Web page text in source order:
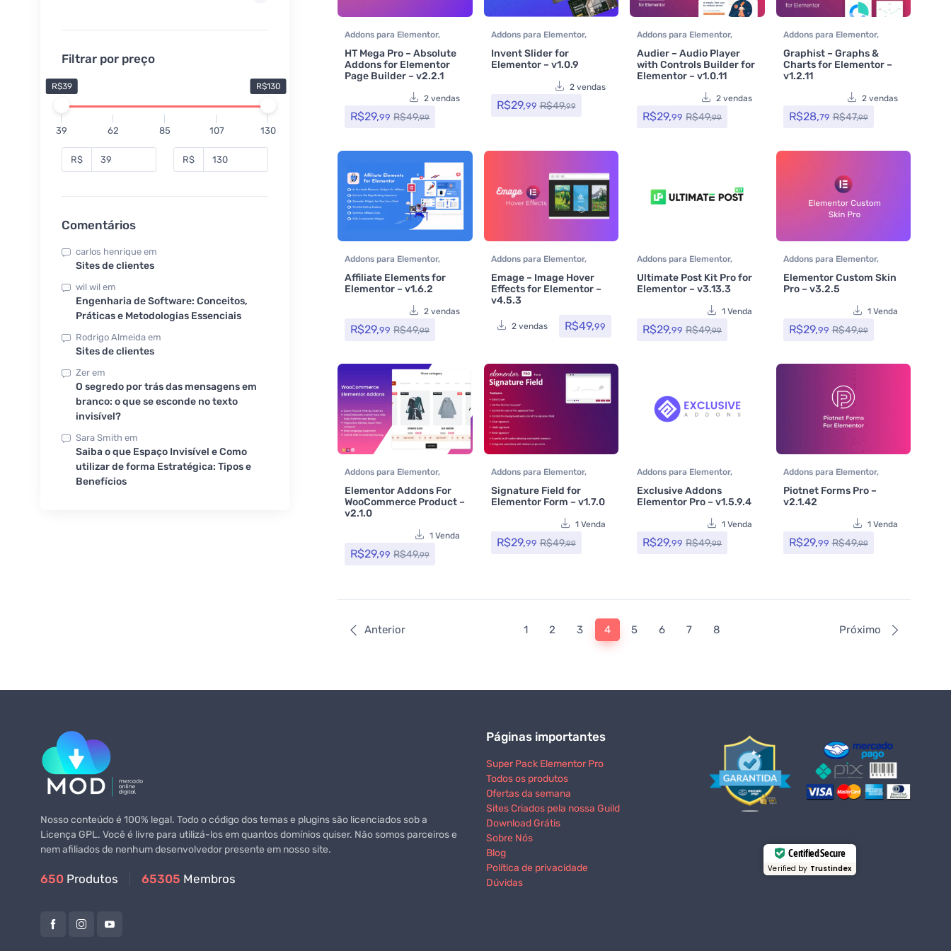
Addons para Elementor,
Assinatura , Plugins
HT Mega Pro – Absolute
Addons for Elementor
Page Builder – v2.2.1
2 vendas
R$29,99 R$49,99
Addons para Elementor,
Assinatura, CodeCanyon
Plugins
Invent Slider for
Elementor – v1.0.9
2 vendas
R$29,99 R$49,99
Addons para Elementor,
Assinatura
, Plugins
Audier – Audio Player
with Controls Builder for
Elementor – v1.0.11
2 vendas
R$29,99 R$49,99
Addons para Elementor,
Assinatura
CodeCanyon
Plugins
Graphist – Graphs &
Charts for Elementor –
v1.2.11
2 vendas
R$28,79 R$47,99
Addons para Elementor,
Afiliados
Plugins
Affiliate Elements for
Elementor – v1.6.2
2 vendas
R$29,99 R$49,99
Addons para Elementor,
Emage – Image Hover
Effects for Elementor –
v4.5.3
2 vendas R$49,99
Addons para Elementor,
Assinatura
Plugins
Ultimate Post Kit Pro for
Elementor – v3.13.3
1 Venda
R$29,99 R$49,99
Addons para Elementor,
Elementor Custom Skin
Pro – v3.2.5
1 Venda
R$29,99 R$49,99
Addons para Elementor,
Wocoomerce
Elementor Addons For
WooCommerce Product –
v2.1.0
1 Venda
R$29,99 R$49,99
Addons para Elementor,
Assinatura
Formulários
Plugins
Signature Field for
Elementor Form – v1.7.0
1 Venda
R$29,99 R$49,99
Addons para Elementor,
Assinatura
Exclusive Addons
Elementor Pro – v1.5.9.4
1 Venda
R$29,99 R$49,99
Addons para Elementor,
Assinatura
Plugins
Piotnet Forms Pro –
v2.1.42
1 Venda
R$29,99 R$49,99
Anterior 1 2 3 4 5 6 7 8 Próximo
Filtrar por preço
R$39 R$130
39 62 85 107 130
R$ R$
Comentários
carlos henrique em
Sites de clientes
wil wil em
Engenharia de Software: Conceitos,
Práticas e Metodologias Essenciais
Rodrigo Almeida em
Sites de clientes
Zer em
O segredo por trás das mensagens em
branco: o que se esconde no texto
invisível?
Sara Smith em
Saiba o que Espaço Invisível e Como
utilizar de forma Estratégica: Tipos e
Benefícios
Nosso conteúdo é 100% legal. Todo o código dos temas e plugins são licenciados sob a
Licença GPL. Você é livre para utilizá-los em quantos domínios quiser. Não somos parceiros e
nem afiliados de nenhum desenvolvedor presente em nosso site.
650 Produtos 65305 Membros
Páginas importantes
Super Pack Elementor Pro
Todos os produtos
Ofertas da semana
Sites Criados pela nossa Guild
Download Grátis
Sobre Nós
Blog
Política de privacidade
Dúvidas
Certified Secure
Verified by Trustindex